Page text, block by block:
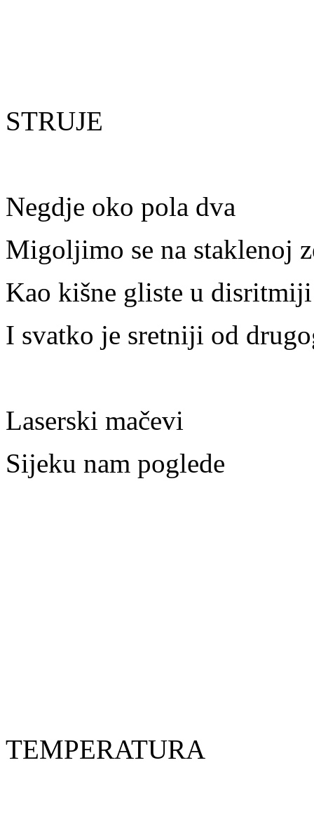
STRUJE
Negdje oko pola dva
Migoljimo se na staklenoj
Kao kišne gliste u disritmiji
I svatko je sretniji od
Laserski mačevi
Sijeku nam poglede
TEMPERATURA